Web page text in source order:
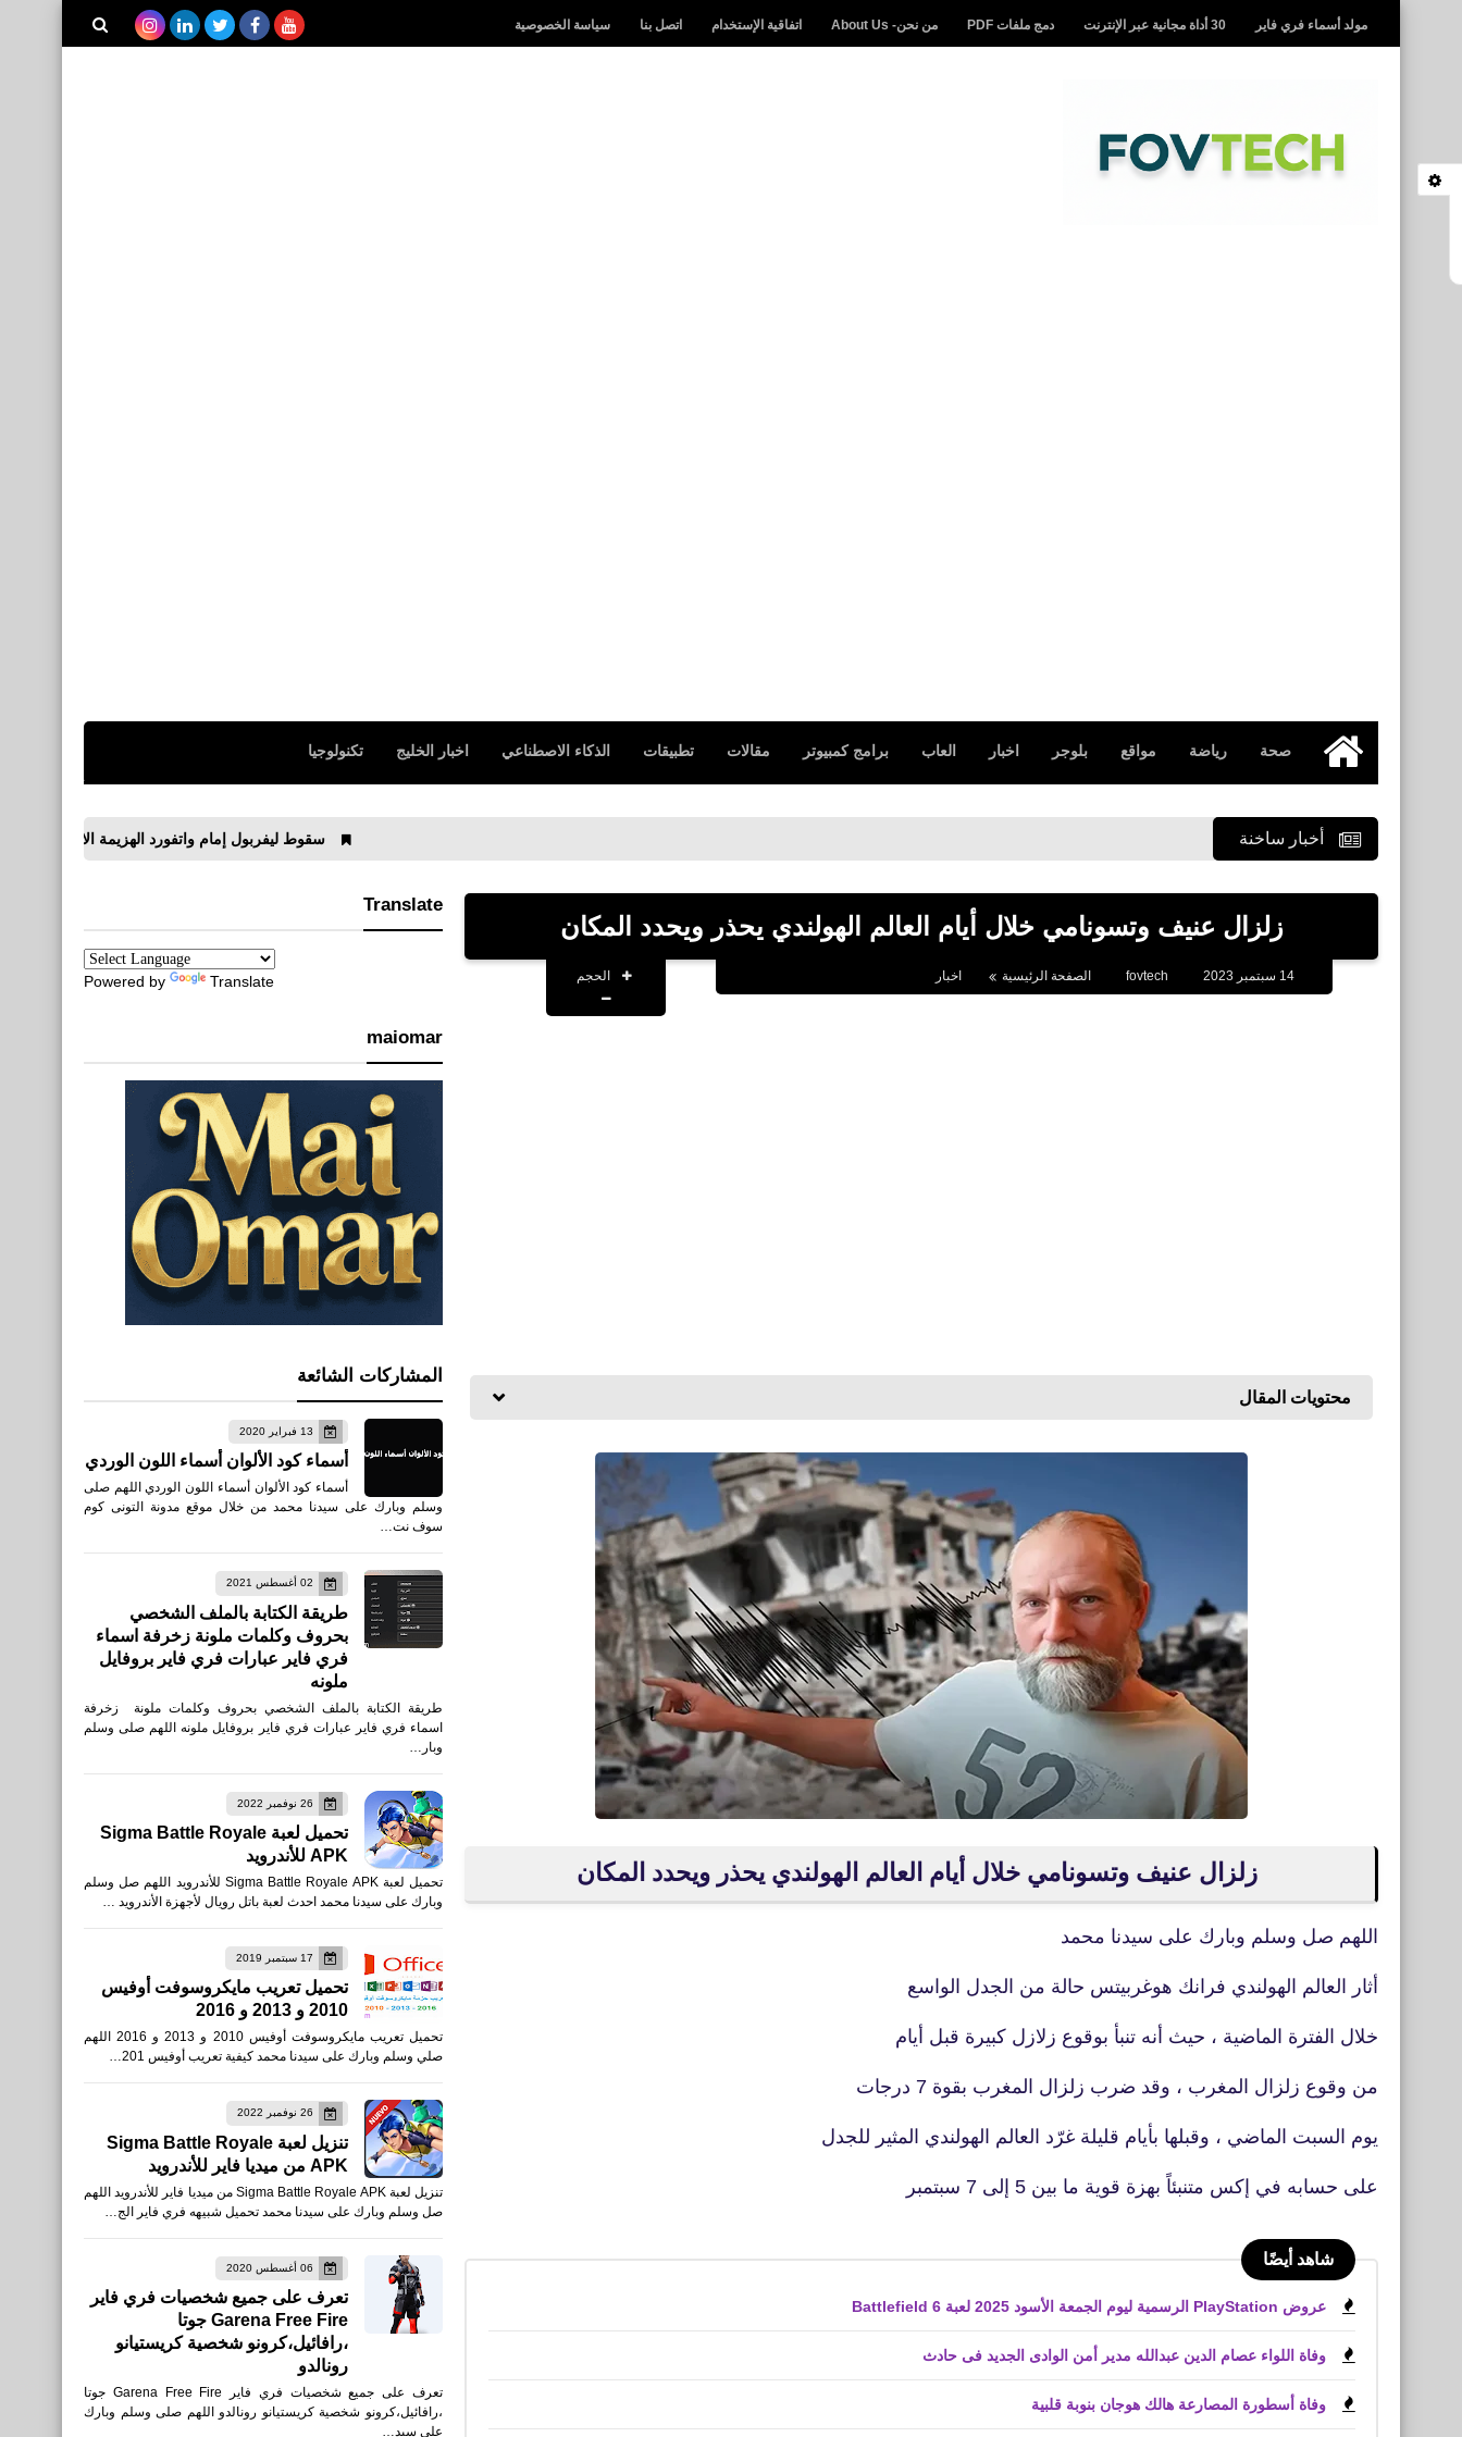
مولد أسماء فري فاير 30 أداة مجانية عبر الإنترنت دمج ملفات PDF من نحن- About Us اتفاقية الإستخدام اتصل بنا سياسة الخصوصية
الرئيسية
صحة رياضة مواقع بلوجر اخبار العاب برامج كمبيوتر مقالات تطبيقات الذكاء الاصطناعي اخبار الخليج تكنولوجيا
أخبار ساخنة سقوط ليفربول إمام واتفورد الهزيمة الاولى للريدز فى الدوري
زلزال عنيف وتسونامي خلال أيام العالم الهولندي يحذر ويحدد المكان
fovtech الصفحة الرئيسية اخبار الحجم
محتويات المقال
زلزال عنيف وتسونامي خلال أيام العالم الهولندي يحذر ويحدد المكان
اللهم صل وسلم وبارك على سيدنا محمد
أثار العالم الهولندي فرانك هوغربيتس حالة من الجدل الواسع
خلال الفترة الماضية ، حيث أنه تنبأ بوقوع زلازل كبيرة قبل أيام
من وقوع زلزال المغرب ، وقد ضرب زلزال المغرب بقوة 7 درجات
يوم السبت الماضي ، وقبلها بأيام قليلة غرّد العالم الهولندي المثير للجدل
على حسابه في إكس متنبئاً بهزة قوية ما بين 5 إلى 7 سبتمبر
شاهد أيضًا
عروض PlayStation الرسمية ليوم الجمعة الأسود 2025 لعبة Battlefield 6
وفاة اللواء عصام الدين عبدالله مدير أمن الوادى الجديد فى حادث
وفاة أسطورة المصارعة هالك هوجان بنوبة قلبية
Translate
Powered by Translate
maiomar
المشاركات الشائعة
13 فبراير 2020
أسماء كود الألوان أسماء اللون الوردي
أسماء كود الألوان أسماء اللون الوردي اللهم صلى
وسلم وبارك على سيدنا محمد من خلال موقع مدونة التونى كوم
سوف نت…
02 أغسطس 2021
طريقة الكتابة بالملف الشخصي
بحروف وكلمات ملونة زخرفة اسماء
فري فاير عبارات فري فاير بروفايل
ملونه
طريقة الكتابة بالملف الشخصي بحروف وكلمات ملونة زخرفة
اسماء فري فاير عبارات فري فاير بروفايل ملونه اللهم صلى وسلم
وبار…
26 نوفمبر 2022
تحميل لعبة Sigma Battle Royale
APK للأندرويد
تحميل لعبة Sigma Battle Royale APK للأندرويد اللهم صل وسلم
وبارك على سيدنا محمد احدث لعبة باتل رويال لأجهزة الأندرويد …
17 سبتمبر 2019
تحميل تعريب مايكروسوفت أوفيس
2010 و 2013 و 2016
تحميل تعريب مايكروسوفت أوفيس 2010 و 2013 و 2016 اللهم
صلي وسلم وبارك على سيدنا محمد كيفية تعريب أوفيس 201…
26 نوفمبر 2022
تنزيل لعبة Sigma Battle Royale
APK من ميديا فاير للأندرويد
تنزيل لعبة Sigma Battle Royale APK من ميديا فاير للأندرويد اللهم
صل وسلم وبارك على سيدنا محمد تحميل شبيهه فري فاير الج…
06 أغسطس 2020
تعرف على جميع شخصيات فري فاير
Garena Free Fire جوتا
،رافائيل،كرونو شخصية كريستيانو
رونالدو
تعرف على جميع شخصيات فري فاير Garena Free Fire جوتا
،رافائيل،كرونو شخصية كريستيانو رونالدو اللهم صلى وسلم وبارك
على سيد…
العاب
تحميل فري فاير ماكس
Garena Free Fire MAX
2.90.1 لأجهزة XAPK
Android
رابط تنزيل لعبة Fall Guys
مجانا
fovtech